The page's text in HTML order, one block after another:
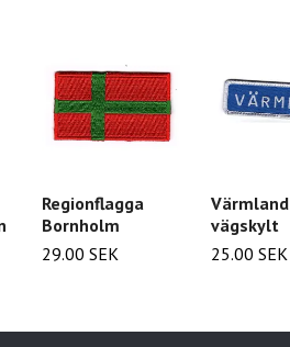
Regionflagga
Bornholm
29.00 SEK
Värmland
vägskylt
25.00 SEK